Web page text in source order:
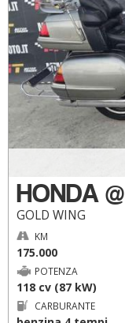
HONDA @
GOLD WING
KM
175.000
POTENZA
118 cv (87 kW)
CARBURANTE